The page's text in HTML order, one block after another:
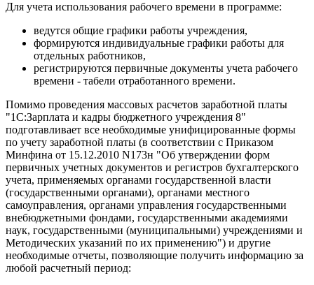
Для учета использования рабочего времени в программе:
ведутся общие графики работы учреждения,
формируются индивидуальные графики работы для
отдельных работников,
регистрируются первичные документы учета рабочего
времени - табели отработанного времени.
Помимо проведения массовых расчетов заработной платы
"1С:Зарплата и кадры бюджетного учреждения 8"
подготавливает все необходимые унифицированные формы
по учету заработной платы (в соответствии с Приказом
Минфина от 15.12.2010 N173н "Об утверждении форм
первичных учетных документов и регистров бухгалтерского
учета, применяемых органами государственной власти
(государственными органами), органами местного
самоуправления, органами управления государственными
внебюджетными фондами, государственными академиями
наук, государственными (муниципальными) учреждениями и
Методических указаний по их применению") и другие
необходимые отчеты, позволяющие получить информацию за
любой расчетный период: